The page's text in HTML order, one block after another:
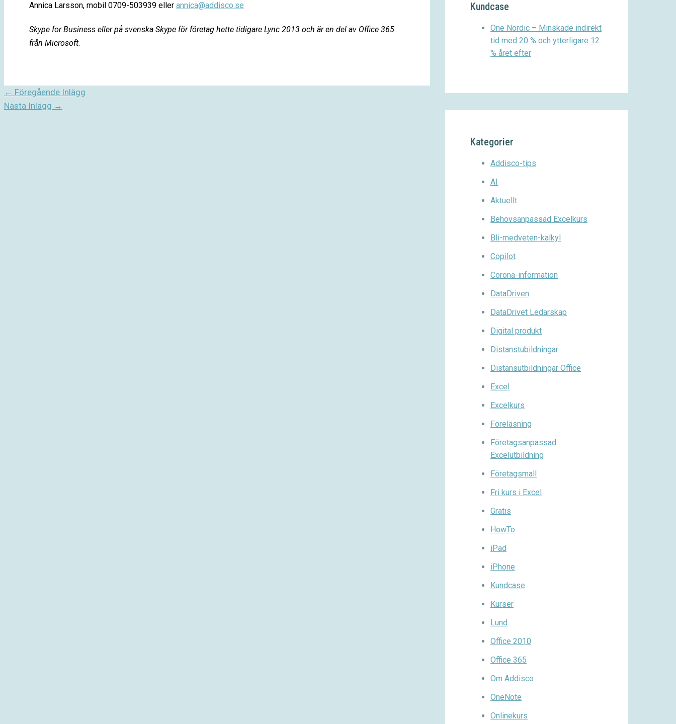
Annica Larsson, mobil 0709-503939 eller annica@addisco.se
Skype for Business eller på svenska Skype för företag hette tidigare Lync 2013 och är en del av Office 365
från Microsoft.
← Föregående Inlägg
Nästa Inlägg →
Kundcase
One Nordic – Minskade indirekt
tid med 20 % och ytterligare 12
% året efter
Kategorier
Addisco-tips
AI
Aktuellt
Behovsanpassad Excelkurs
Bli-medveten-kalkyl
Copilot
Corona-information
DataDriven
DataDrivet Ledarskap
Digital produkt
Distanstubildningar
Distansutbildningar Office
Excel
Excelkurs
Föreläsning
Företagsanpassad
Excelutbildning
Företagsmall
Fri kurs i Excel
Gratis
HowTo
iPad
iPhone
Kundcase
Kurser
Lund
Office 2010
Office 365
Om Addisco
OneNote
Onlinekurs